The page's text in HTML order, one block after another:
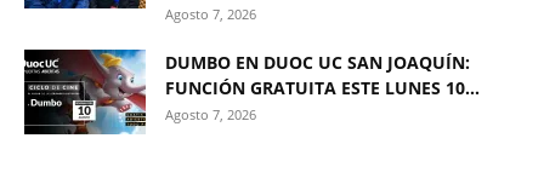
Agosto 7, 2026
DUMBO EN DUOC UC SAN JOAQUÍN:
FUNCIÓN GRATUITA ESTE LUNES 10...
Agosto 7, 2026